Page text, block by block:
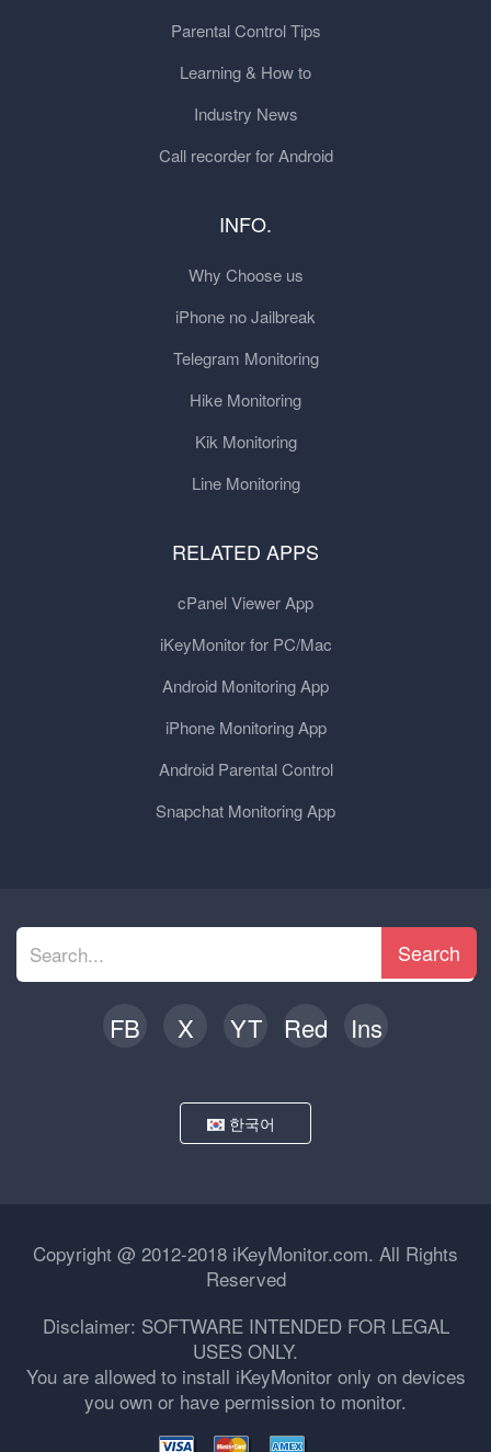
Parental Control Tips
Learning & How to
Industry News
Call recorder for Android
INFO.
Why Choose us
iPhone no Jailbreak
Telegram Monitoring
Hike Monitoring
Kik Monitoring
Line Monitoring
RELATED APPS
cPanel Viewer App
iKeyMonitor for PC/Mac
Android Monitoring App
iPhone Monitoring App
Android Parental Control
Snapchat Monitoring App
Search
FB X YT Red Ins
한국어
Copyright @ 2012-2018 iKeyMonitor.com. All Rights
Reserved
Disclaimer: SOFTWARE INTENDED FOR LEGAL
USES ONLY.
You are allowed to install iKeyMonitor only on devices
you own or have permission to monitor.